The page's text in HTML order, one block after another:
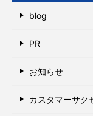
blog
PR
お知らせ
カスタマーサク